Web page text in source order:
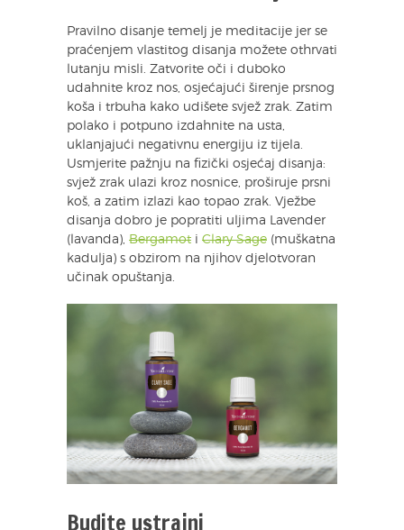
Pravilno disanje temelj je meditacije jer se
praćenjem vlastitog disanja možete othrvati
lutanju misli. Zatvorite oči i duboko
udahnite kroz nos, osjećajući širenje prsnog
koša i trbuha kako udišete svjež zrak. Zatim
polako i potpuno izdahnite na usta,
uklanjajući negativnu energiju iz tijela.
Usmjerite pažnju na fizički osjećaj disanja:
svjež zrak ulazi kroz nosnice, proširuje prsni
koš, a zatim izlazi kao topao zrak. Vježbe
disanja dobro je popratiti uljima Lavender
(lavanda), Bergamot i Clary Sage (muškatna
kadulja) s obzirom na njihov djelotvoran
učinak opuštanja.
Budite ustrajni